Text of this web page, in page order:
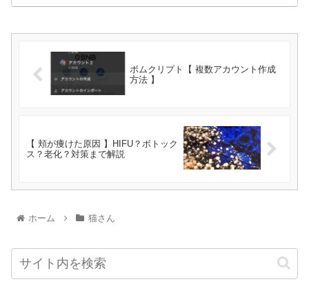
ボムクリプト【 複数アカウント作成
方法 】
【 頬が痩けた原因 】HIFU？ボトック
ス？老化？対策まで解説
ホーム 猫さん